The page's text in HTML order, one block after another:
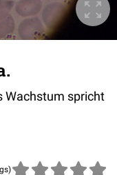
Wachstum spricht